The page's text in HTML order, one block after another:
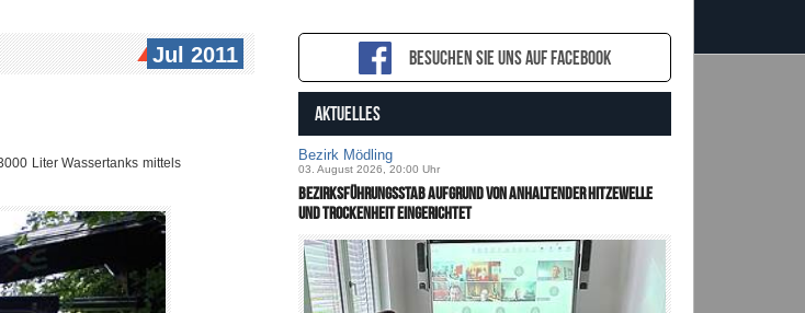
Jul 2011
Liter Wassertanks mittels
Besuchen sie uns auf Facebook
AKTUELLES
Bezirk Mödling
03. August 2026, 20:00 Uhr
Bezirksführungsstab aufgrund von anhaltender Hitzewelle
und Trockenheit eingerichtet